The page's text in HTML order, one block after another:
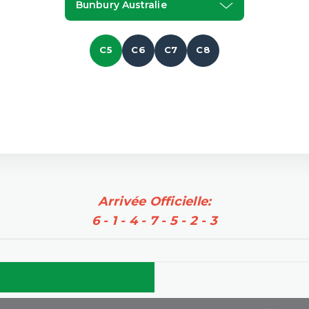
Bunbury Australie
C5 C6 C7 C8
Arrivée Officielle:
6 - 1 - 4 - 7 - 5 - 2 - 3